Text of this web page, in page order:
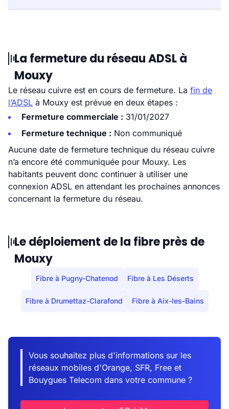
La fermeture du réseau ADSL à
Mouxy
Le réseau cuivre est en cours de fermeture. La fin de
l’ADSL à Mouxy est prévue en deux étapes :
Fermeture commerciale : 31/01/2027
Fermeture technique : Non communiqué
Aucune date de fermeture technique du réseau cuivre
n’a encore été communiquée pour Mouxy. Les
habitants peuvent donc continuer à utiliser une
connexion ADSL en attendant les prochaines annonces
concernant la fermeture du réseau.
Le déploiement de la fibre près de
Mouxy
Fibre à Pugny-Chatenod Fibre à Les Déserts
Fibre à Drumettaz-Clarafond Fibre à Aix-les-Bains
Vous souhaitez plus d'informations sur les
réseaux mobiles d'Orange, SFR, Free et
Bouygues Telecom dans votre commune ?